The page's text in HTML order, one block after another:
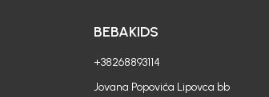
BEBAKIDS
+38268893114
Jovana Popovića Lipovca bb